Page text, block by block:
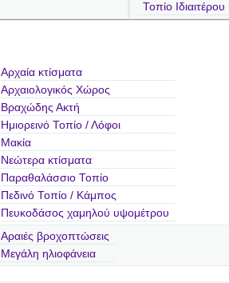
Τοπίο
Αρχαία κτίσματα
Αρχαιολογικός Χώρος
Βραχώδης Ακτή
Ημιορεινό Τοπίο / Λόφοι
Μακία
Νεώτερα κτίσματα
Παραθαλάσσιο Τοπίο
Πεδινό Τοπίο / Κάμπος
Πευκοδάσος χαμηλού υψομέτρου
Αραιές βροχοπτώσεις
Μεγάλη ηλιοφάνεια